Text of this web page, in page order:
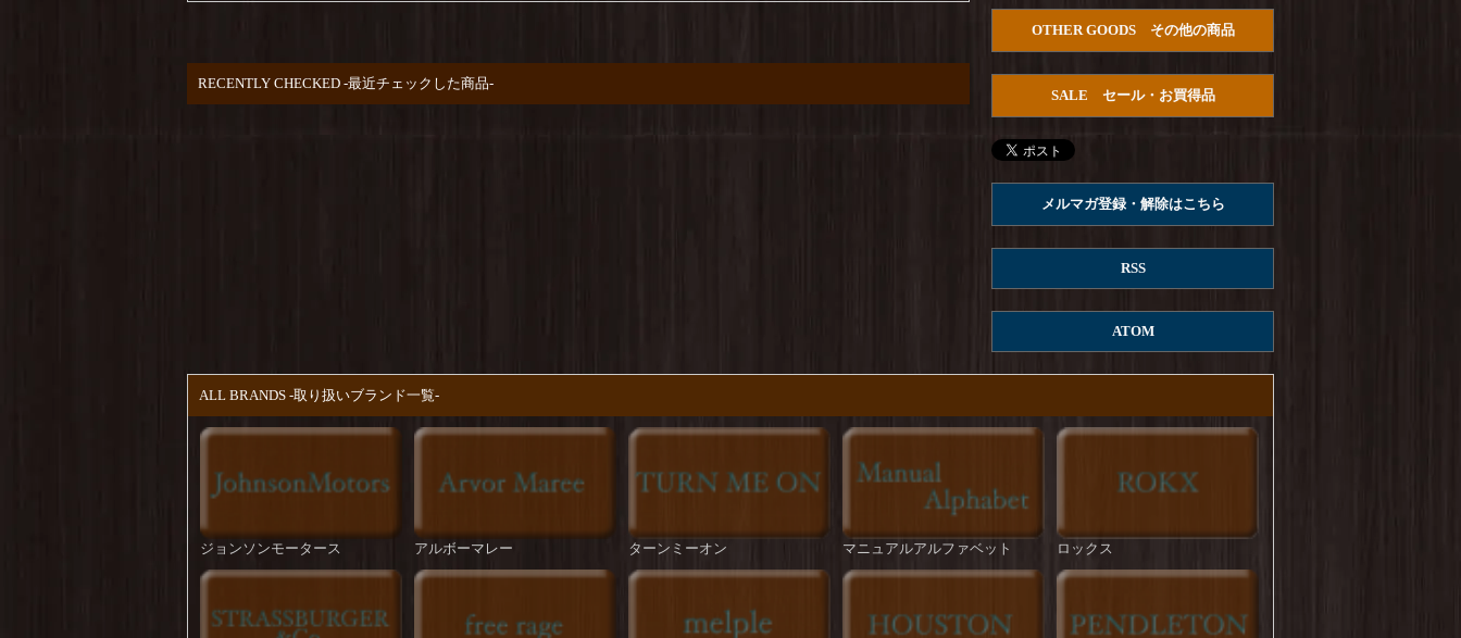
RECENTLY CHECKED -最近チェックした商品-
U.S.ARMY Pullover Shirtsを更新しました！
Arvor Maree : FUHAKU SAILOR POLOを更
た！
Columbia : REED ISLAND SHORTを更新しま
した！
ROKX : STONEMASTER SHORTを更新しま
ROKX : MG CROPS
ROKX : T/C HYBRID PANT を更新しまし
た！
BIG MIKE : Pintuck Tropical Easy Pantを更新
しました！
した！
OTHER GOODS その他の商品
SALE セール・お買得品
メルマガ登録・解除はこちら
RSS
ATOM
ALL BRANDS -取り扱いブランド一覧-
ジョンソンモータース アルボーマレー ターンミーオン マニュアルアルファベット ロックス